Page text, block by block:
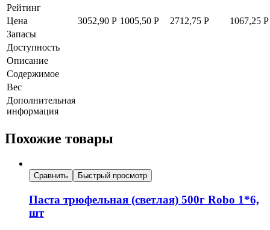
Рейтинг
Цена
3052,90 Р 1005,50 Р 2712,75 Р 1067,25 Р
Запасы
Доступность
Описание
Содержимое
Вес
Дополнительная
информация
Похожие товары
Сравнить Быстрый просмотр
Паста трюфельная (светлая) 500г Robo 1*6,
шт